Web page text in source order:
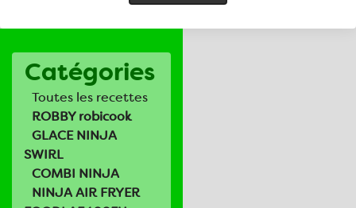
Catégories
Toutes les recettes
ROBBY robicook
GLACE NINJA
SWIRL
COMBI NINJA
NINJA AIR FRYER